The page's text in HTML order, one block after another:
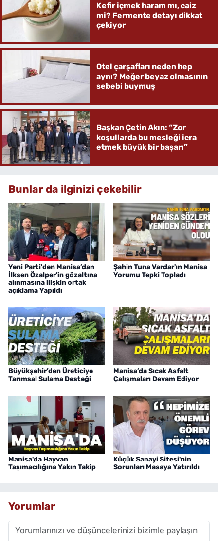
Kefir içmek haram mı, caiz
mi? Fermente detayı dikkat
çekiyor
Otel çarşafları neden hep
aynı? Meğer beyaz olmasının
sebebi buymuş
Başkan Çetin Akın: “Zor
koşullarda bu mesleği icra
etmek büyük bir başarı”
Bunlar da ilginizi çekebilir
Yeni Parti'den Manisa’dan
İlksen Özalper'in gözaltına
alınmasına ilişkin ortak
açıklama Yapıldı
Şahin Tuna Vardar'ın Manisa
Yorumu Tepki Topladı
Büyükşehir’den Üreticiye
Tarımsal Sulama Desteği
Manisa’da Sıcak Asfalt
Çalışmaları Devam Ediyor
Manisa'da Hayvan
Taşımacılığına Yakın Takip
Küçük Sanayi Sitesi'nin
Sorunları Masaya Yatırıldı
Yorumlar